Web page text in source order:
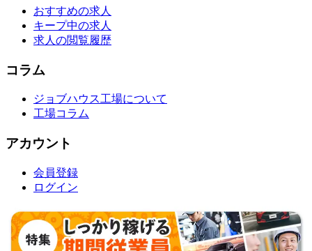
おすすめの求人
キープ中の求人
求人の閲覧履歴
コラム
ジョブハウス工場について
工場コラム
アカウント
会員登録
ログイン